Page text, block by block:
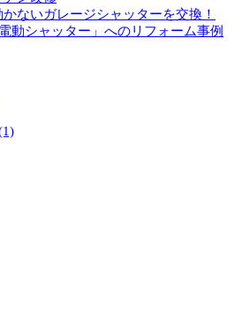
かないガレージシャッターを交換！
動シャッター」へのリフォーム事例